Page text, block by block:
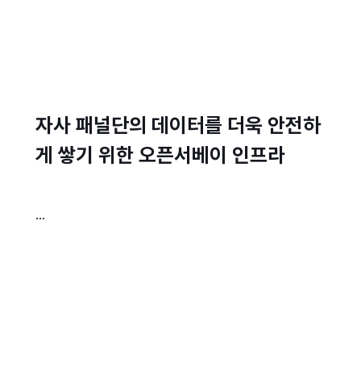
자사 패널단의 데이터를 더욱 안전하
게 쌓기 위한 오픈서베이 인프라
...